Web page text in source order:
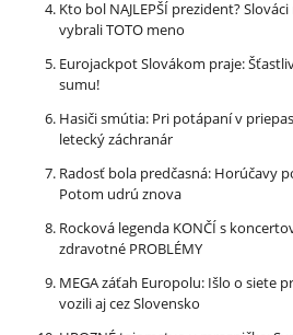
Kto bol NAJLEPŠÍ prezident?
vybrali TOTO meno
Eurojackpot Slovákom praje:
sumu!
Hasiči smútia: Pri potápaní v
letecký záchranár
Radosť bola predčasná: Horúčavy
Potom udrú znova
Rocková legenda KONČÍ s
zdravotné PROBLÉMY
MEGA záťah Europolu: Išlo o siete
vozili aj cez Slovensko